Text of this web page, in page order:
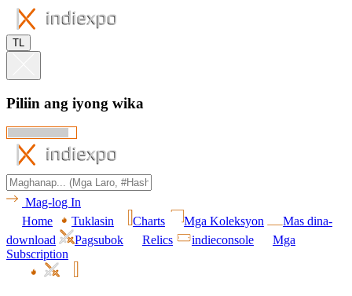
TL
Piliin ang iyong wika
Mag-log In
Home
Tuklasin Charts Mga Koleksyon
Mas dina-
download
Pagsubok Relics indieconsole
Mga
Subscription